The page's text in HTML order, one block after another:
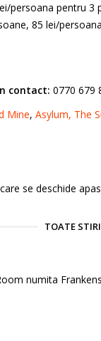
persoana pentru
85 lei/
contact: 0770 679
Mine, Asylum, The
se deschide
TOATE
numita